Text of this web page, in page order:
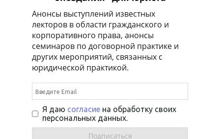
Анонсы выступлений известных
лекторов в области гражданского и
корпоративного права, анонсы
семинаров по договорной практике и
других мероприятий, связанных с
юридической практикой.
Я даю согласие на обработку своих
персональных данных.